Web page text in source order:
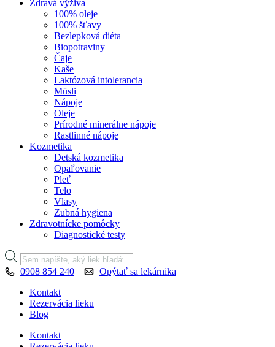
Zdravá výživa
100% oleje
100% šťavy
Bezlepková diéta
Biopotraviny
Čaje
Kaše
Laktózová intolerancia
Müsli
Nápoje
Oleje
Prírodné minerálne nápoje
Rastlinné nápoje
Kozmetika
Detská kozmetika
Opaľovanie
Pleť
Telo
Vlasy
Zubná hygiena
Zdravotnícke pomôcky
Diagnostické testy
Products
search
0908 854 240
Opýtať sa lekárnika
Kontakt
Rezervácia lieku
Blog
Kontakt